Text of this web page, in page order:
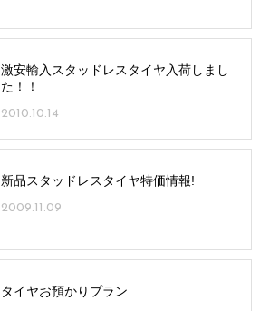
激安輸入スタッドレスタイヤ入荷しまし
た！！
2010.10.14
新品スタッドレスタイヤ特価情報!
2009.11.09
タイヤお預かりプラン